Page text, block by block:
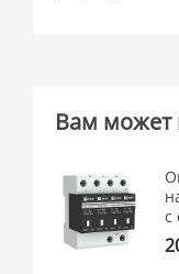
Вам может
с